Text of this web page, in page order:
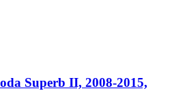
Superb II, 2008-2015,